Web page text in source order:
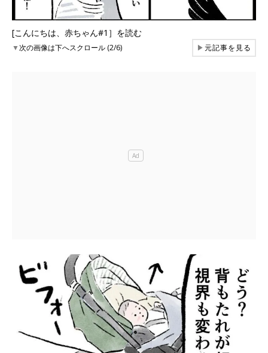
[こんにちは、赤ちゃん#1］を読む
▼次の画像は下へスクロール (2/6) ▶元記事を見る